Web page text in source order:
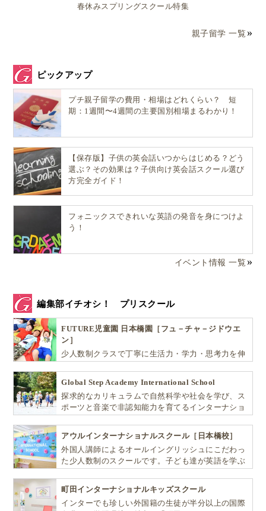
春休みスプリングスクール特集
親子留学 一覧
ピックアップ
プチ親子留学の費用・相場はどれくらい？ 短
期：1週間〜4週間の主要国別相場まるわかり！
【保存版】子供の英会話いつからはじめる？どう
選ぶ？その効果は？子供向け英会話スクール選び
方完全ガイド！
フォニックスできれいな英語の発音を身につけよ
う！
イベント情報 一覧
編集部イチオシ！ プリスクール
FUTURE児童園 日本橋園［フュ－チャ－ジドウエ
ン］
少人数制クラスで丁寧に生活力・学力・思考力を伸
Global Step Academy International School
探求的なカリキュラムで自然科学や社会を学び、ス
ポーツと音楽で非認知能力を育てるインターナショ
アウルインターナショナルスクール［日本橋校］
外国人講師によるオールイングリッシュにこだわっ
た少人数制のスクールです。子ども達が英語を学ぶ
町田インターナショナルキッズスクール
インターでも珍しい外国籍の生徒が半分以上の国際